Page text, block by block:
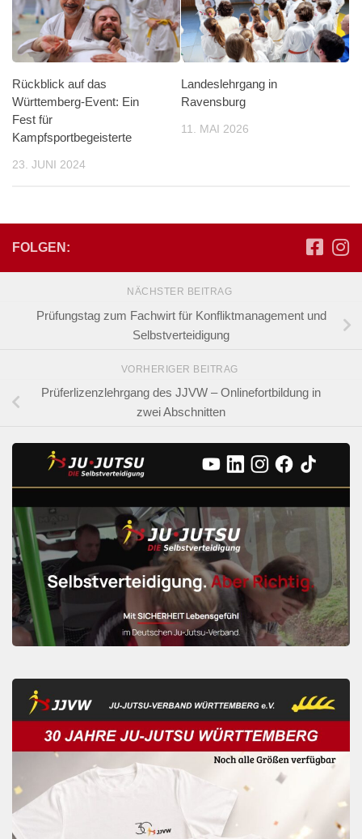
Rückblick auf das
Württemberg-Event: Ein
Fest für
Kampfsportbegeisterte
23. JUNI 2024
Landeslehrgang in
Ravensburg
11. MAI 2026
FOLGEN:
NÄCHSTER BEITRAG
Prüfungstag zum Fachwirt für Konfliktmanagement und
Selbstverteidigung
VORHERIGER BEITRAG
Prüferlizenzlehrgang des JJVW – Onlinefortbildung in
zwei Abschnitten